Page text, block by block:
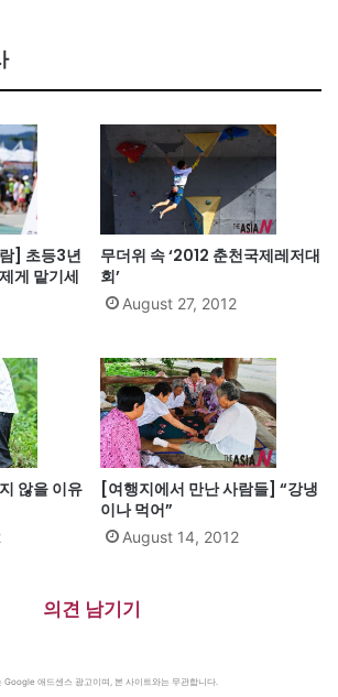
] 초등3년
게 맡기세
무더위 속 ‘2012 춘천국제레저대
회’
August 27, 2012
않을 이유
[여행지에서 만난 사람들] “강냉
이나 먹어”
August 14, 2012
의견 남기기
Google 애드센스 광고이며, 본 사이트와는 무관합니다.